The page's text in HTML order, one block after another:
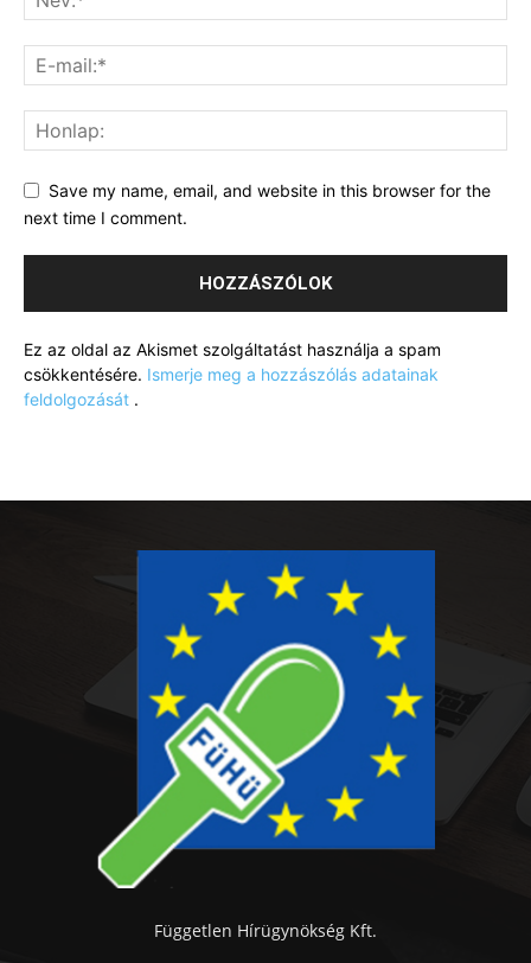
Save my name, email, and website in this browser for the
next time I comment.
Ez az oldal az Akismet szolgáltatást használja a spam
csökkentésére. Ismerje meg a hozzászólás adatainak
feldolgozását .
Független Hírügynökség Kft.